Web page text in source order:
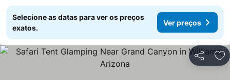
Selecione as datas para ver os preços
exatos.
Ver preços
Partilhar